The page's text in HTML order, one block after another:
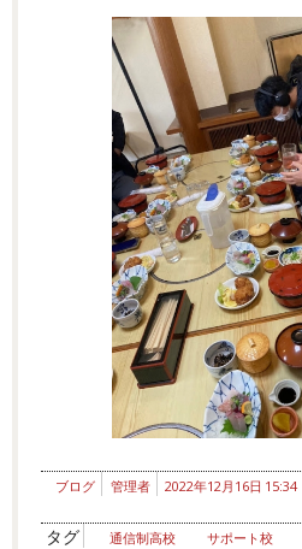
ブログ 管理者 2022年12月16日 15:34
タグ 通信制高校 サポート校